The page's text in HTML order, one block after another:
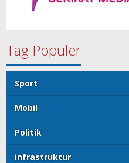
Tag Populer
Sport
Mobil
Politik
infrastruktur